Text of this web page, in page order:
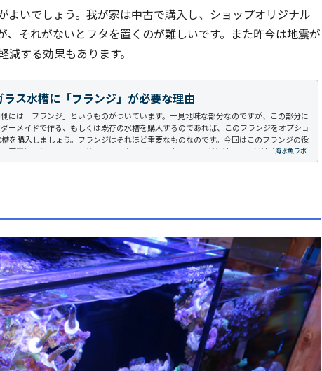
よいでしょう。我が家は中古で購入し、ショップオリジナル
、それがないとフタを置くのが難しいです。また昨今は地震が
する効果もあります。
海水魚ラボ
ラス水槽に「フランジ」が必要な理由
には「フランジ」というものがついています。一見地味な部分なのですが、この部分に
ーメイドで作る、もしくは既存の水槽を購入するのであれば、このフランジをオプショ
を購入しましょう。フランジはそれほど重要なものなのです。今回はこのフランジの役
写真は、レッドシーのリーファーナノのものです。フランジとはフランジはオールガラ
っ張...